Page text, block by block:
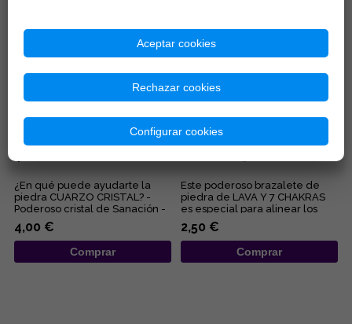
PULSERA ELASTICA BOLA
¿En qué puede ayudarte la
piedra CUARZO CRISTAL? -
Poderoso cristal de Sanación -
Limpia y purifica a nivel ...
4,00 €
Comprar
PULSERA ELASTICA BOLA
Este poderoso brazalete de
piedra de LAVA Y 7 CHAKRAS
es especial para alinear los
centros energéticos corpora...
2,50 €
Comprar
Aceptar cookies
Rechazar cookies
Configurar cookies